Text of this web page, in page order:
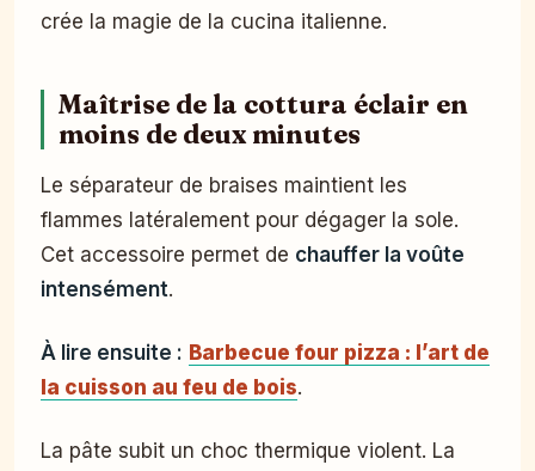
crée la magie de la cucina italienne.
Maîtrise de la cottura éclair en
moins de deux minutes
Le séparateur de braises maintient les
flammes latéralement pour dégager la sole.
Cet accessoire permet de chauffer la voûte
intensément.
À lire ensuite : Barbecue four pizza : l’art de
la cuisson au feu de bois.
La pâte subit un choc thermique violent. La